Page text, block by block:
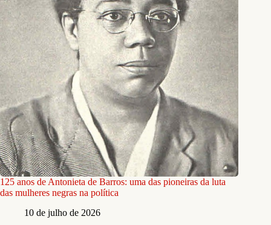
125 anos de Antonieta de Barros: uma das pioneiras da luta
das mulheres negras na política
10 de julho de 2026